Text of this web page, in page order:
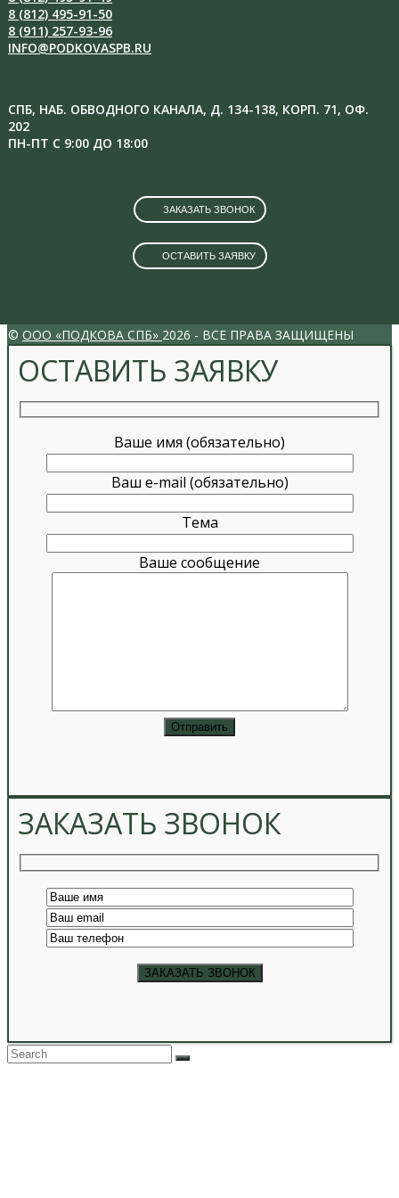
8 (812) 495-91-50
8 (911) 257-93-96
INFO@PODKOVASPB.RU
СПБ, НАБ. ОБВОДНОГО КАНАЛА, Д. 134-138, КОРП. 71, ОФ.
202
ПН-ПТ С 9:00 ДО 18:00
ЗАКАЗАТЬ ЗВОНОК
ОСТАВИТЬ ЗАЯВКУ
© ООО «ПОДКОВА СПБ» 2026 - ВСЕ ПРАВА ЗАЩИЩЕНЫ
ОСТАВИТЬ ЗАЯВКУ
Ваше имя (обязательно)
Ваш e-mail (обязательно)
Тема
Ваше сообщение
ЗАКАЗАТЬ ЗВОНОК